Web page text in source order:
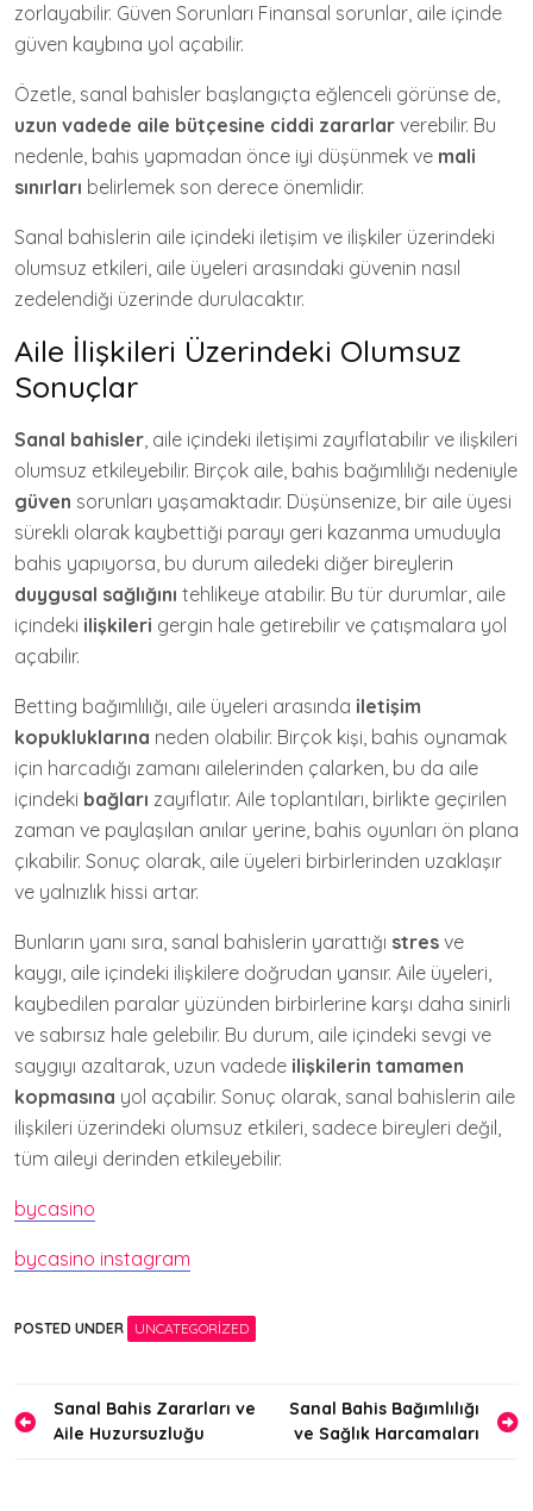
zorlayabilir. Güven Sorunları Finansal sorunlar, aile içinde
güven kaybına yol açabilir.
Özetle, sanal bahisler başlangıçta eğlenceli görünse de,
uzun vadede aile bütçesine ciddi zararlar verebilir. Bu
nedenle, bahis yapmadan önce iyi düşünmek ve mali
sınırları belirlemek son derece önemlidir.
Sanal bahislerin aile içindeki iletişim ve ilişkiler üzerindeki
olumsuz etkileri, aile üyeleri arasındaki güvenin nasıl
zedelendiği üzerinde durulacaktır.
Aile İlişkileri Üzerindeki Olumsuz
Sonuçlar
Sanal bahisler, aile içindeki iletişimi zayıflatabilir ve ilişkileri
olumsuz etkileyebilir. Birçok aile, bahis bağımlılığı nedeniyle
güven sorunları yaşamaktadır. Düşünsenize, bir aile üyesi
sürekli olarak kaybettiği parayı geri kazanma umuduyla
bahis yapıyorsa, bu durum ailedeki diğer bireylerin
duygusal sağlığını tehlikeye atabilir. Bu tür durumlar, aile
içindeki ilişkileri gergin hale getirebilir ve çatışmalara yol
açabilir.
Betting bağımlılığı, aile üyeleri arasında iletişim
kopukluklarına neden olabilir. Birçok kişi, bahis oynamak
için harcadığı zamanı ailelerinden çalarken, bu da aile
içindeki bağları zayıflatır. Aile toplantıları, birlikte geçirilen
zaman ve paylaşılan anılar yerine, bahis oyunları ön plana
çıkabilir. Sonuç olarak, aile üyeleri birbirlerinden uzaklaşır
ve yalnızlık hissi artar.
Bunların yanı sıra, sanal bahislerin yarattığı stres ve
kaygı, aile içindeki ilişkilere doğrudan yansır. Aile üyeleri,
kaybedilen paralar yüzünden birbirlerine karşı daha sinirli
ve sabırsız hale gelebilir. Bu durum, aile içindeki sevgi ve
saygıyı azaltarak, uzun vadede ilişkilerin tamamen
kopmasına yol açabilir. Sonuç olarak, sanal bahislerin aile
ilişkileri üzerindeki olumsuz etkileri, sadece bireyleri değil,
tüm aileyi derinden etkileyebilir.
bycasino
bycasino instagram
POSTED UNDER UNCATEGORIZED
Yazı
gezinmesi
Sanal Bahis Zararları ve
Aile Huzursuzluğu
Sanal Bahis Bağımlılığı
ve Sağlık Harcamaları